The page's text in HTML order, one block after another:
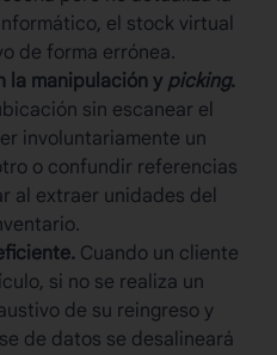
el stock virtual
de forma errónea.
la manipulación y picking.
sin escanear el
involuntariamente un
o confundir referencias
al extraer unidades del
Cuando un cliente
si no se realiza un
de su reingreso y
de datos se desalineará